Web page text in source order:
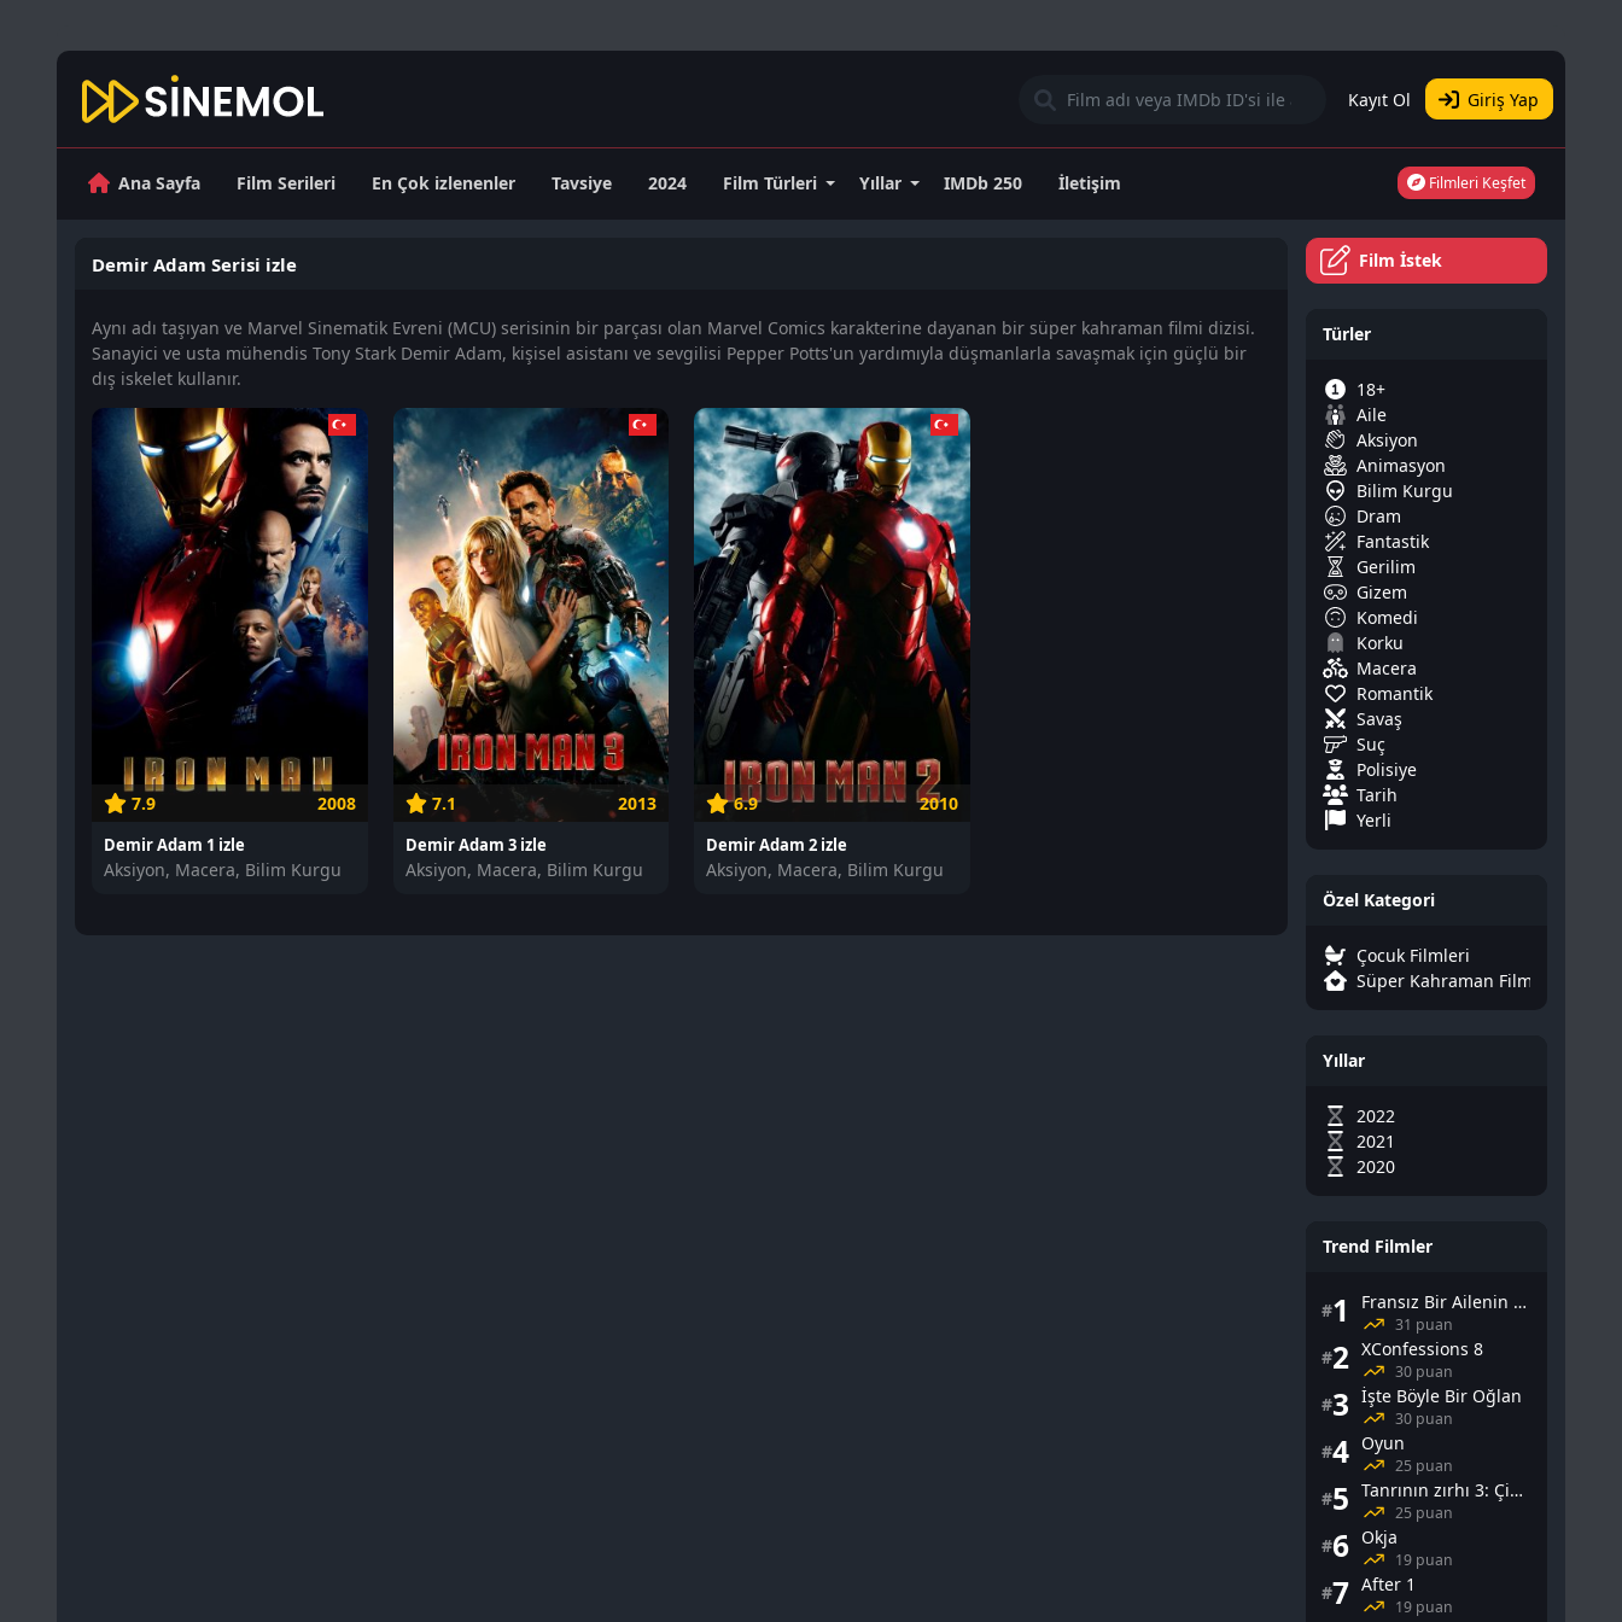
Kayıt Ol Giriş Yap
Ana Sayfa Film Serileri En Çok izlenenler Tavsiye 2024 Film Türleri Yıllar IMDb 250 İletişim Filmleri Keşfet
Demir Adam Serisi izle
Aynı adı taşıyan ve Marvel Sinematik Evreni (MCU) serisinin bir parçası olan Marvel Comics karakterine dayanan bir süper kahraman filmi dizisi.
Sanayici ve usta mühendis Tony Stark Demir Adam, kişisel asistanı ve sevgilisi Pepper Potts'un yardımıyla düşmanlarla savaşmak için güçlü bir
dış iskelet kullanır.
7.9 2008
Demir Adam 1 izle
Aksiyon, Macera, Bilim Kurgu
7.1 2013
Demir Adam 3 izle
Aksiyon, Macera, Bilim Kurgu
6.9 2010
Demir Adam 2 izle
Aksiyon, Macera, Bilim Kurgu
Film İstek
Türler
18+
Aile
Aksiyon
Animasyon
Bilim Kurgu
Dram
Fantastik
Gerilim
Gizem
Komedi
Korku
Macera
Romantik
Savaş
Suç
Polisiye
Tarih
Yerli
Özel Kategori
Çocuk Filmleri
Süper Kahraman Filmleri
Yıllar
2022
2021
2020
Trend Filmler
#1 Fransız Bir Ailenin Cinsel Yaşamı
31 puan
#2 XConfessions 8
30 puan
#3 İşte Böyle Bir Oğlan
30 puan
#4 Oyun
25 puan
#5 Tanrının zırhı 3: Çin Falı
25 puan
#6 Okja
19 puan
#7 After 1
19 puan